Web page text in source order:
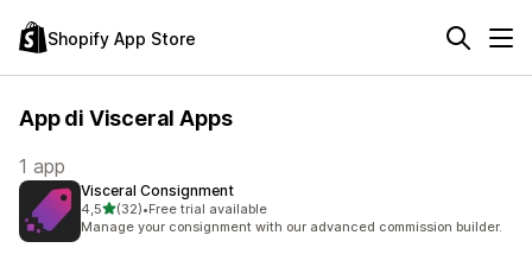
Shopify App Store
App di Visceral Apps
1 app
Visceral Consignment
4,5stelle su 5
(32)
32 recensioni totali
•Free trial available
Manage your consignment with our advanced commission builder.